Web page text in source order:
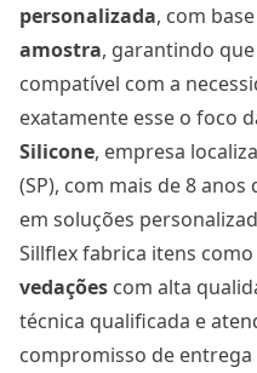
personalizada, com
amostra, garantindo
compatível com a
exatamente esse o foco
Silicone, empresa
(SP), com mais de 8
em soluções
Sillflex fabrica itens como
vedações com alta
técnica qualificada e
compromisso de entrega